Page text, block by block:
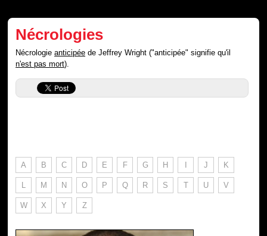
Nécrologies
Nécrologieanticipée de Jeffrey Wright ("anticipée" signifie qu'il
n'est pas mort).
A B C D E F G H I J K
L M N O P Q R S T U V
W X Y Z